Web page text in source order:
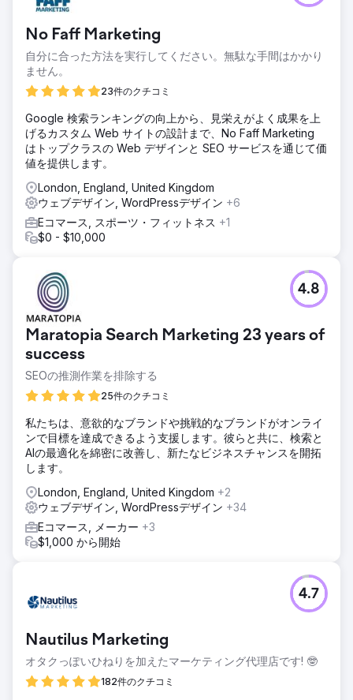
No Faff Marketing
自分に合った方法を実行してください。無駄な手間はかかり
ません。
23件のクチコミ
Google 検索ランキングの向上から、見栄えがよく成果を上
げるカスタム Web サイトの設計まで、No Faff Marketing
はトップクラスの Web デザインと SEO サービスを通じて価
値を提供します。
London, England, United Kingdom
ウェブデザイン, WordPressデザイン +6
Eコマース, スポーツ・フィットネス +1
$0 - $10,000
Maratopia Search Marketing 23 years of
success
SEOの推測作業を排除する
25件のクチコミ
4.8
私たちは、意欲的なブランドや挑戦的なブランドがオンライ
ンで目標を達成できるよう支援します。彼らと共に、検索と
AIの最適化を綿密に改善し、新たなビジネスチャンスを開拓
します。
London, England, United Kingdom +2
ウェブデザイン, WordPressデザイン +34
Eコマース, メーカー +3
$1,000 から開始
Nautilus Marketing
オタクっぽいひねりを加えたマーケティング代理店です! 🤓
182件のクチコミ
4.7